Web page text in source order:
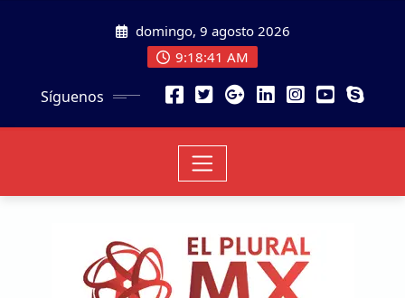
domingo, 9 agosto 2026
9:18:43 AM
Síguenos